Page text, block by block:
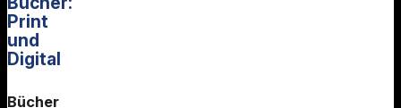
Print
und
Digital
Bücher